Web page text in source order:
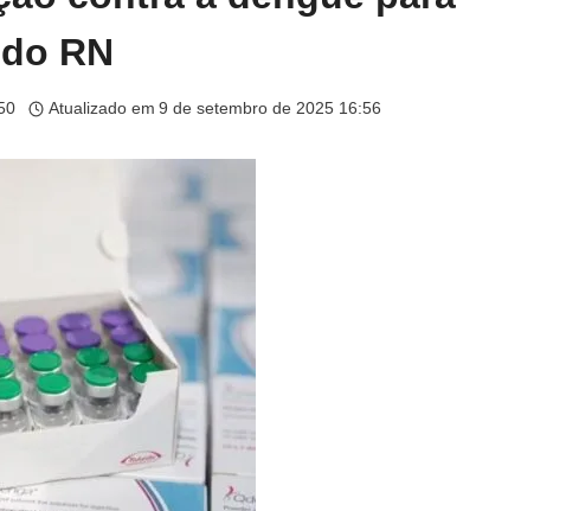
RN
Atualizado em 9 de setembro de 2025 16:56